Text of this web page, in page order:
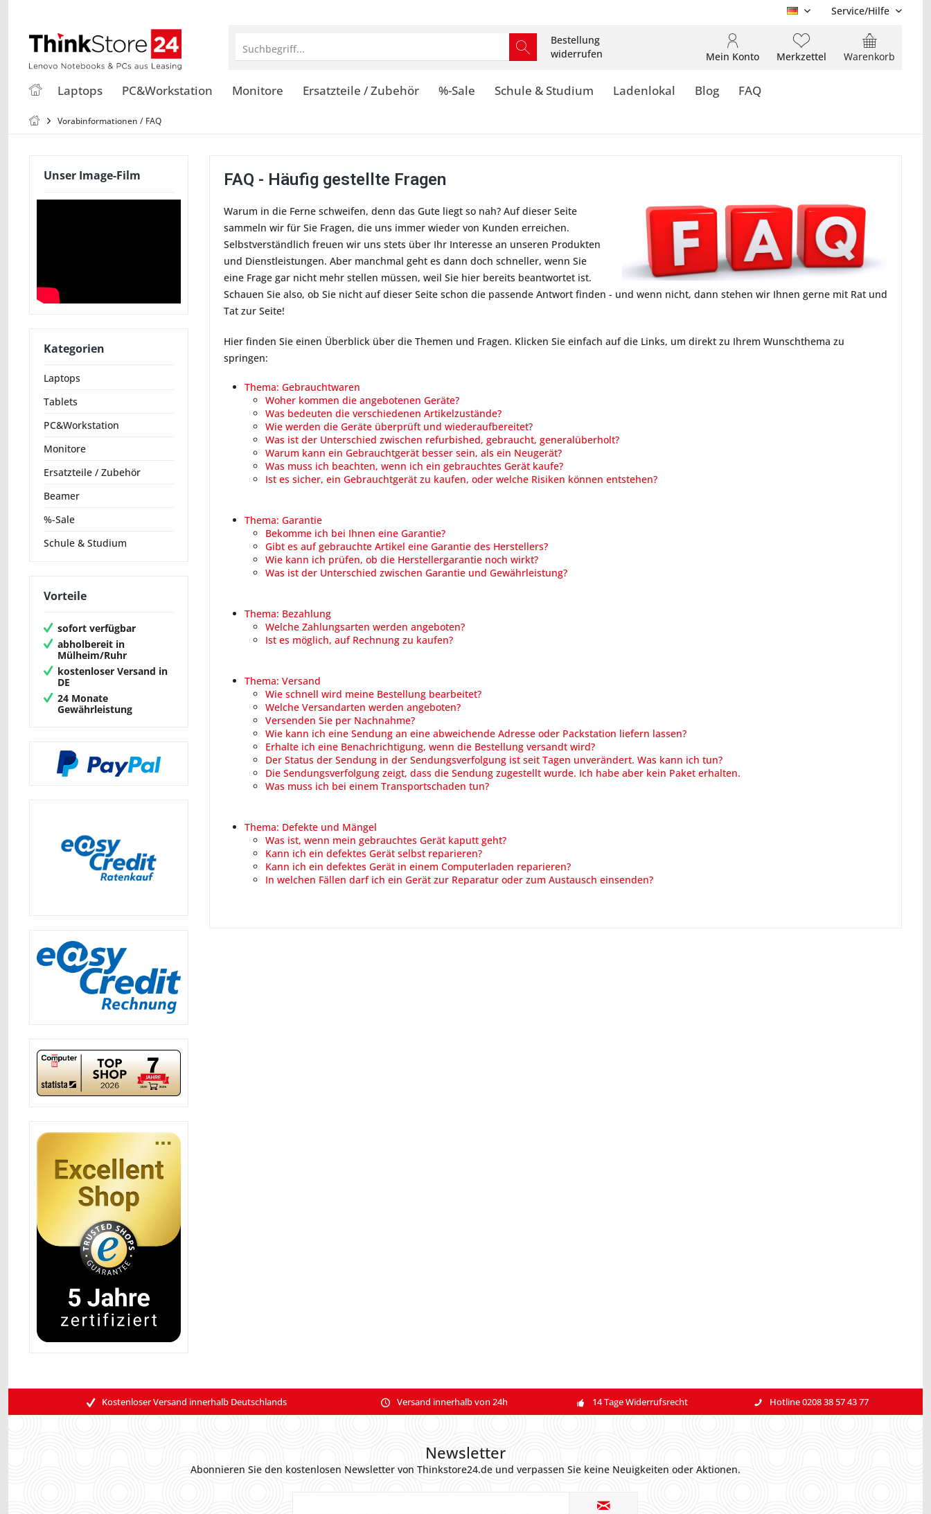
DE Service/Hilfe
Suchbegriff...
Bestellung
widerrufen
Warenkorb
Merkzettel
Mein Konto
Laptops PC&Workstation Monitore Ersatzteile / Zubehör %-Sale Schule & Studium Ladenlokal Blog FAQ
Vorabinformationen / FAQ
Unser Image-Film
Kategorien
Laptops
Tablets
PC&Workstation
Monitore
Ersatzteile / Zubehör
Beamer
%-Sale
Schule & Studium
Vorteile
sofort verfügbar
abholbereit in
Mülheim/Ruhr
kostenloser Versand in
DE
24 Monate
Gewährleistung
FAQ - Häufig gestellte Fragen
Warum in die Ferne schweifen, denn das Gute liegt so nah? Auf dieser Seite
sammeln wir für Sie Fragen, die uns immer wieder von Kunden erreichen.
Selbstverständlich freuen wir uns stets über Ihr Interesse an unseren Produkten
und Dienstleistungen. Aber manchmal geht es dann doch schneller, wenn Sie
eine Frage gar nicht mehr stellen müssen, weil Sie hier bereits beantwortet ist.
Schauen Sie also, ob Sie nicht auf dieser Seite schon die passende Antwort finden - und wenn nicht, dann stehen wir Ihnen gerne mit Rat und
Tat zur Seite!
Hier finden Sie einen Überblick über die Themen und Fragen. Klicken Sie einfach auf die Links, um direkt zu Ihrem Wunschthema zu
springen:
Thema: Gebrauchtwaren
Woher kommen die angebotenen Geräte?
Was bedeuten die verschiedenen Artikelzustände?
Wie werden die Geräte überprüft und wiederaufbereitet?
Was ist der Unterschied zwischen refurbished, gebraucht, generalüberholt?
Warum kann ein Gebrauchtgerät besser sein, als ein Neugerät?
Was muss ich beachten, wenn ich ein gebrauchtes Gerät kaufe?
Ist es sicher, ein Gebrauchtgerät zu kaufen, oder welche Risiken können entstehen?
Thema: Garantie
Bekomme ich bei Ihnen eine Garantie?
Gibt es auf gebrauchte Artikel eine Garantie des Herstellers?
Wie kann ich prüfen, ob die Herstellergarantie noch wirkt?
Was ist der Unterschied zwischen Garantie und Gewährleistung?
Thema: Bezahlung
Welche Zahlungsarten werden angeboten?
Ist es möglich, auf Rechnung zu kaufen?
Thema: Versand
Wie schnell wird meine Bestellung bearbeitet?
Welche Versandarten werden angeboten?
Versenden Sie per Nachnahme?
Wie kann ich eine Sendung an eine abweichende Adresse oder Packstation liefern lassen?
Erhalte ich eine Benachrichtigung, wenn die Bestellung versandt wird?
Der Status der Sendung in der Sendungsverfolgung ist seit Tagen unverändert. Was kann ich tun?
Die Sendungsverfolgung zeigt, dass die Sendung zugestellt wurde. Ich habe aber kein Paket erhalten.
Was muss ich bei einem Transportschaden tun?
Thema: Defekte und Mängel
Was ist, wenn mein gebrauchtes Gerät kaputt geht?
Kann ich ein defektes Gerät selbst reparieren?
Kann ich ein defektes Gerät in einem Computerladen reparieren?
In welchen Fällen darf ich ein Gerät zur Reparatur oder zum Austausch einsenden?
Kostenloser Versand innerhalb Deutschlands Versand innerhalb von 24h 14 Tage Widerrufsrecht Hotline 0208 38 57 43 77
Newsletter
Abonnieren Sie den kostenlosen Newsletter von Thinkstore24.de und verpassen Sie keine Neuigkeiten oder Aktionen.